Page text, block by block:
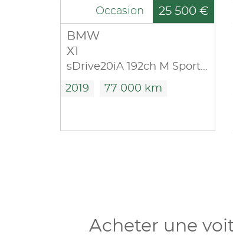
Occasion 25 500 €
BMW
X1
sDrive20iA 192ch M Sport DKG7 10cv
2019 77 000 km
Acheter une